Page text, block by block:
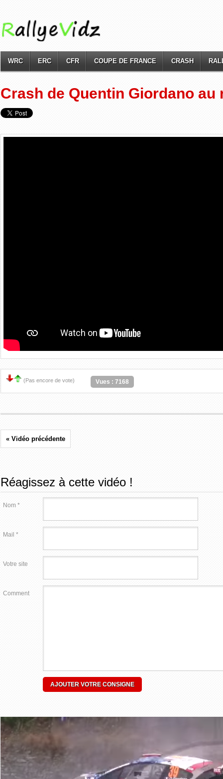
WRC ERC CFR COUPE DE FRANCE CRASH
Crash de Quentin Giordano au
(Pas encore de vote) Vues : 7168
« Vidéo précédente
Réagissez à cette vidéo !
Nom *
Mail *
Votre site
Comment